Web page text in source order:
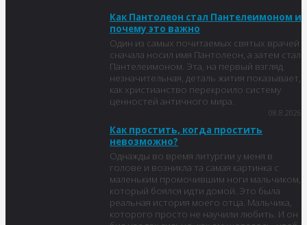
Как Пантолеон стал Пантелеимоном и
почему это важно
Один из самых почитаемых святых врачей
сначала носил имя Пантолеон, а затем стал
Пантелеимоном. Эта, на первый взгляд
незначительная, деталь жития показывает,
как христианство перекроило систему
ценностей античного мира.
08.8.2026
Как простить, когда простить
невозможно?
Однажды во время литургии у меня в
голове и возникла та самая картинка с
маленьким промочившим ноги мальчиком,
который боялся идти домой. Это была
реальная история моего отца. Мальчика,
которого просто не научили любить. И он